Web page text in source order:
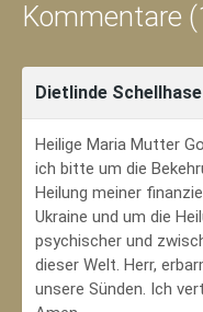
Kommentare
Dietlinde Schellhase
Heilige Maria Mutter
ich bitte um die
Heilung meiner
Ukraine und um die
psychischer und
dieser Welt. Herr,
unsere Sünden. Ich